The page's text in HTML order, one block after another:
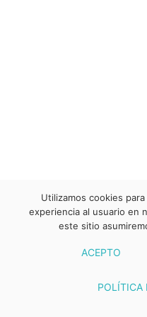
Utilizamos cookies
experiencia al usuario en
este sitio
ACEPTO
POLÍTICA